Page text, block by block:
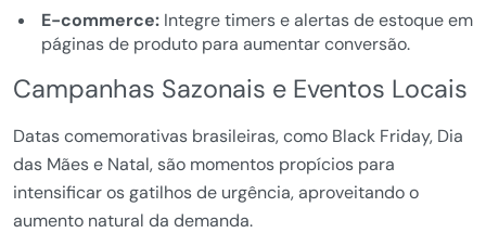
E-commerce:Integre timers e alertas de estoque em
páginas de produto para aumentar conversão.
Campanhas Sazonais e Eventos Locais
Datas comemorativas brasileiras, como Black Friday, Dia
das Mães e Natal, são momentos propícios para
intensificar os gatilhos de urgência, aproveitando o
aumento natural da demanda.